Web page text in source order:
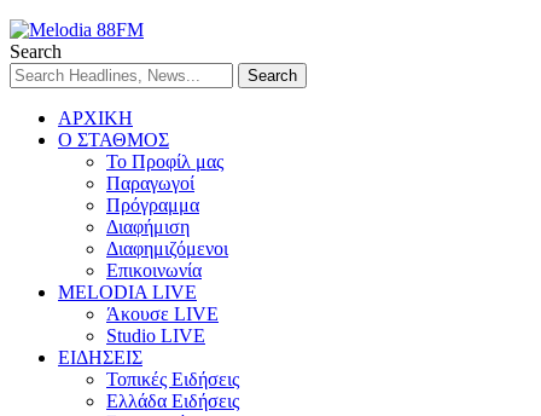
Search
ΑΡΧΙΚΗ
Ο ΣΤΑΘΜΟΣ
Το Προφίλ μας
Παραγωγοί
Πρόγραμμα
Διαφήμιση
Διαφημιζόμενοι
Επικοινωνία
MELODIA LIVE
Άκουσε LIVE
Studio LIVE
ΕΙΔΗΣΕΙΣ
Τοπικές Ειδήσεις
Ελλάδα Ειδήσεις